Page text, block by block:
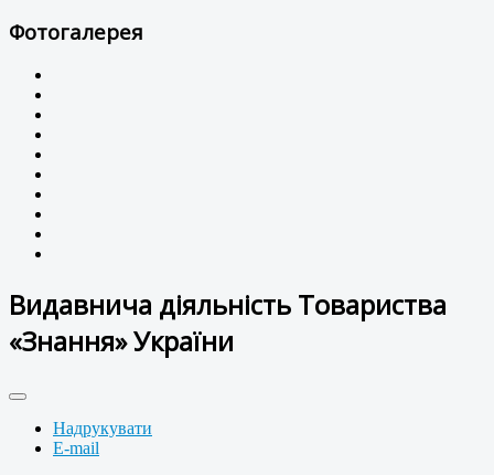
Фотогалерея
Видавнича діяльність Товариства
«Знання» України
Надрукувати
E-mail